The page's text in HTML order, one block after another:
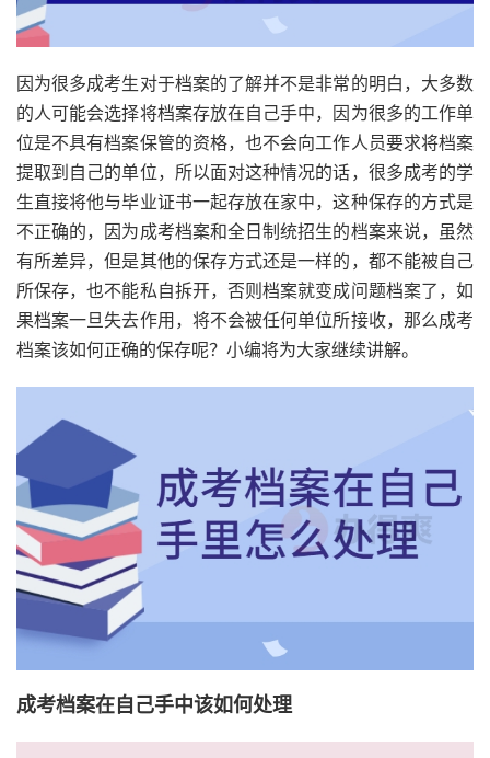
因为很多成考生对于档案的了解并不是非常的明白，大多数
的人可能会选择将档案存放在自己手中，因为很多的工作单
位是不具有档案保管的资格，也不会向工作人员要求将档案
提取到自己的单位，所以面对这种情况的话，很多成考的学
生直接将他与毕业证书一起存放在家中，这种保存的方式是
不正确的，因为成考档案和全日制统招生的档案来说，虽然
有所差异，但是其他的保存方式还是一样的，都不能被自己
所保存，也不能私自拆开，否则档案就变成问题档案了，如
果档案一旦失去作用，将不会被任何单位所接收，那么成考
档案该如何正确的保存呢？小编将为大家继续讲解。
成考档案在自己手中该如何处理